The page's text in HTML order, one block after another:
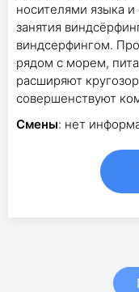
носителями языка
занятия
виндсерфингом.
рядом с морем,
расширяют
совершенствуют
Смены: нет